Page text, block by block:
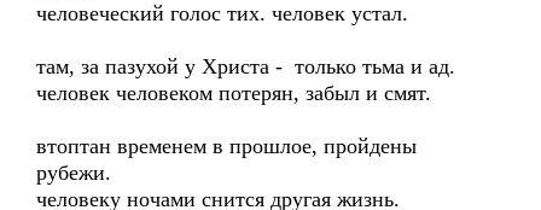
человеческий голос тих. человек устал.
там, за пазухой у Христа - только тьма и ад.
человек человеком потерян, забыл и смят.
втоптан временем в прошлое, пройдены
рубежи.
человеку ночами снится другая жизнь.